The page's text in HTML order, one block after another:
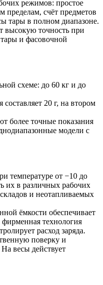
режимов: простое
пределам, счёт предметов
тары в полном диапазоне.
высокую точность при
и фасовочной
схеме: до 60 кг и до
20 г, на втором
более точные показания
модели с
температуре от −10 до
их в различных рабочих
и неотапливаемых
ёмкости обеспечивает
технология
расход заряда.
поверку и
весы действует